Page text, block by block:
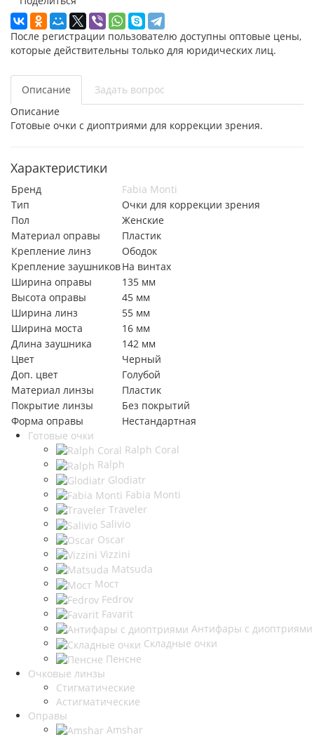
После регистрации пользователю доступны оптовые цены,
которые действительны только для юридических лиц.
Описание
Задать вопрос
Описание
Готовые очки с диоптриями для коррекции зрения.
Характеристики
Бренд
Fabia Monti
Тип
Очки для коррекции зрения
Пол
Женские
Материал оправы
Пластик
Крепление линз
Ободок
Крепление заушниковНа винтах
Ширина оправы
135 мм
Высота оправы
45 мм
Ширина линз
55 мм
Ширина моста
16 мм
Длина заушника
142 мм
Цвет
Черный
Доп. цвет
Голубой
Материал линзы
Пластик
Покрытие линзы
Без покрытий
Форма оправы
Нестандартная
Готовые очки
Ralph Coral
Ralph
Glodiatr
Fabia Monti
Traveler
Salivio
Oscar
Vizzini
Matsuda
Мост
Fedrov
Favarit
Антифары с диоптриями
Складные очки
Пенсне
Очковые линзы
Стигматические
Астигматические
Оправы
Amshar